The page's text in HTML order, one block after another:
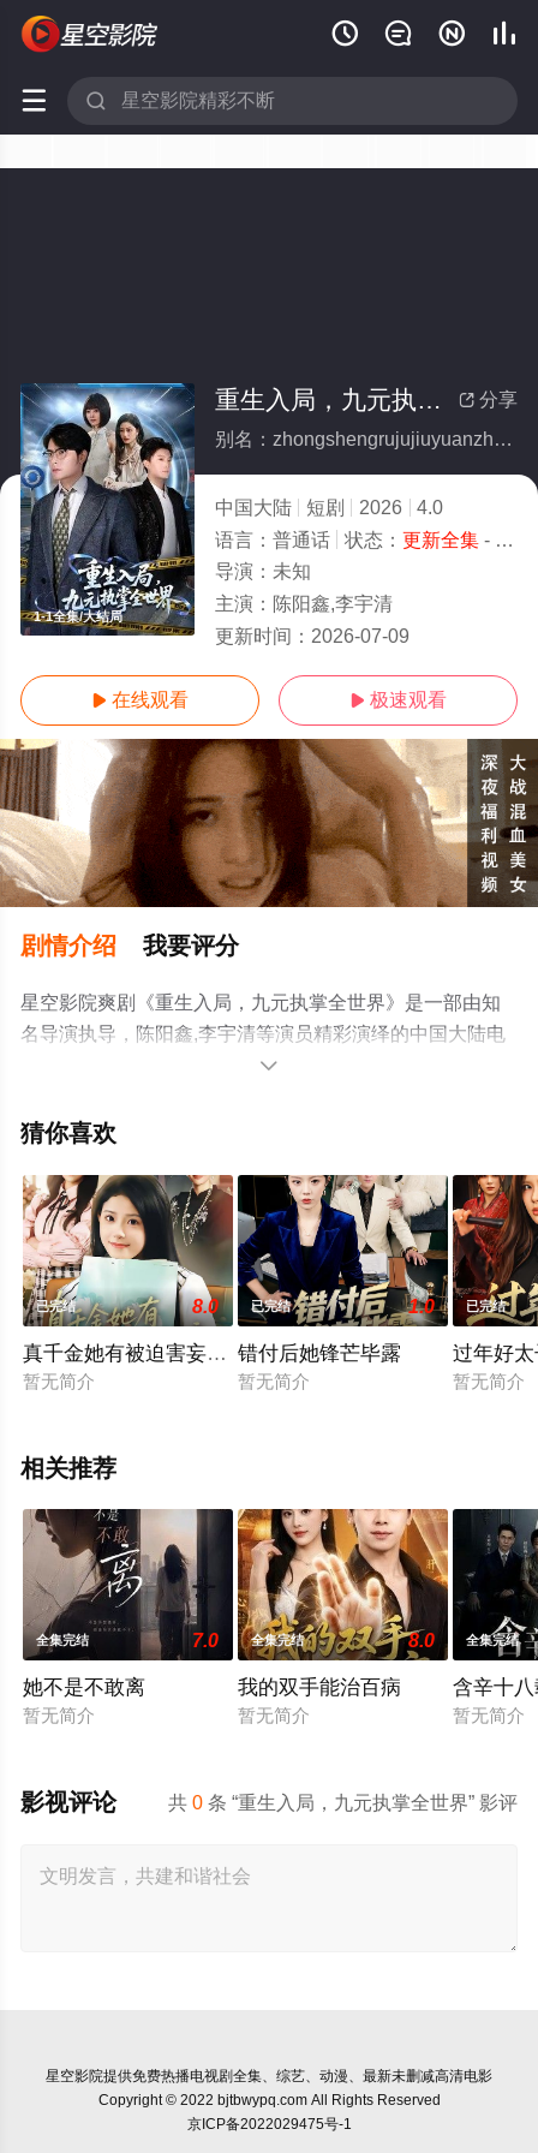
   
 
1-1全集/大结局
 分享
重生入局，九元执掌全世界(全集)
别名：zhongshengrujujiuyuanzhizhangquanshijie
中国大陆 短剧 2026
4.0
语言： 普通话 状态： 更新全集- 免费在线观看
导演： 未知
主演： 陈阳鑫,李宇清
更新时间： 2026-07-09
 在线观看  极速观看
剧情介绍 我要评分
星空影院爽剧《重生入局，九元执掌全世界》是一部由知
名导演执导，陈阳鑫,李宇清等演员精彩演绎的中国大陆电
视剧，大结局剧情已揭晓（1-1全集），手机免费观看高清
移步至豆瓣电视剧、电视猫或剧情网等平台了解。

猜你喜欢
已完结 8.0
真千金她有被迫害妄想症
暂无简介
已完结 1.0
错付后她锋芒毕露
暂无简介
已完结
过年好
暂无简介
相关推荐
全集完结 7.0
她不是不敢离
暂无简介
全集完结 8.0
我的双手能治百病
暂无简介
全集完结
含辛十
暂无简介
共0 条 “重生入局，九元执掌全世界” 影评
影视评论
星空影院提供免费热播电视剧全集、综艺、动漫、最新未删减高清电影
Copyright © 2022 bjtbwypq.com All Rights Reserved
京ICP备2022029475号-1